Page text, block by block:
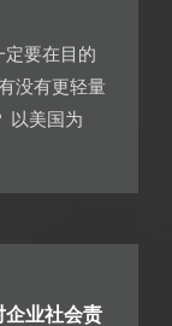
定要在目的
没有更轻量
以美国为
企业社会责